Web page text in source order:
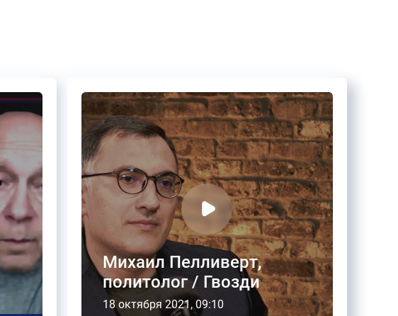
Михаил Пелливерт,
политолог / Гвозди
18 октября 2021, 09:10